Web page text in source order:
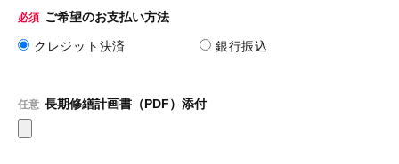
必須 ご希望のお支払い方法
クレジット決済 銀行振込
任意 長期修繕計画書（PDF）添付